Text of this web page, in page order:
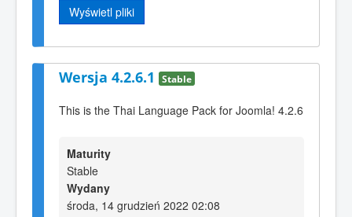
Wyświetl pliki
Wersja 4.2.6.1 Stable
This is the Thai Language Pack for Joomla! 4.2.6
Maturity
Stable
Wydany
środa, 14 grudzień 2022 02:08